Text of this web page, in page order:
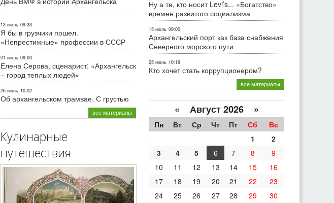
13 июль 09:33
Я бы в грузчики пошел.
«Непрестижные» профессии в СССР
01 июль 09:00
Елена Серова, сценарист: «Архангельск
– город теплых людей»
26 июнь 10:02
Об архангельском трамвае. С грустью
все материалы
Кулинарные
путешествия
Ну а те, кто носит Levi’s... «Богатство»
времен развитого социализма
15 июль 09:00
Архангельский порт как база снабжения
Северного морского пути
25 июнь 10:19
Кто хочет стать коррупционером?
все материалы
« Август 2026 »
Пн Вт Ср Чт Пт Сб
Вс
1
2
3
4 5 6 7 8
9
10
11 12 13 14 15
16
17
18 19 20 21 22
23
24
25 26 27 28 29
30